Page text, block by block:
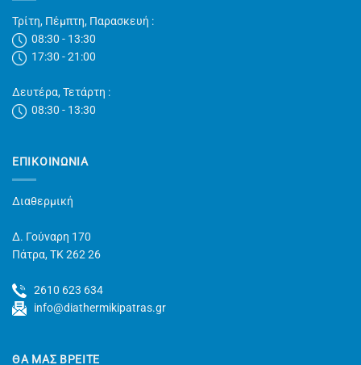
Τρίτη, Πέμπτη, Παρασκευή :
08:30 - 13:30
17:30 - 21:00
Δευτέρα, Τετάρτη :
08:30 - 13:30
ΕΠΙΚΟΙΝΩΝΊΑ
Διαθερμική
Δ. Γούναρη 170
Πάτρα, TK 262 26
2610 623 634
info@diathermikipatras.gr
ΘΑ ΜΑΣ ΒΡΕΙΤΕ